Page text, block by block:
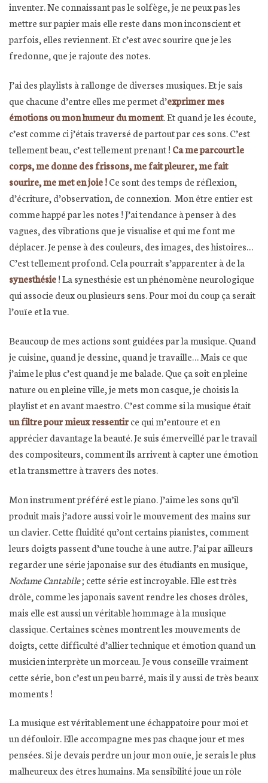
inventer. Ne connaissant pas le solfège, je ne peux pas les
mettre sur papier mais elle reste dans mon inconscient et
parfois, elles reviennent. Et c’est avec sourire que je les
fredonne, que je rajoute des notes.
J’ai des playlists à rallonge de diverses musiques. Et je sais
que chacune d’entre elles me permet d’exprimer mes
émotions ou mon humeur du moment. Et quand je les écoute,
c’est comme ci j’étais traversé de partout par ces sons. C’est
tellement beau, c’est tellement prenant ! Ca me parcourt le
corps, me donne des frissons, me fait pleurer, me fait
sourire, me met en joie !Ce sont des temps de réflexion,
d’écriture, d’observation, de connexion. Mon être entier est
comme happé par les notes ! J’ai tendance à penser à des
vagues, des vibrations que je visualise et qui me font me
déplacer. Je pense à des couleurs, des images, des histoires…
C’est tellement profond. Cela pourrait s’apparenter à de la
synesthésie! La synesthésie est un phénomène neurologique
qui associe deux ou plusieurs sens. Pour moi du coup ça serait
l’ouïe et la vue.
Beaucoup de mes actions sont guidées par la musique. Quand
je cuisine, quand je dessine, quand je travaille… Mais ce que
j’aime le plus c’est quand je me balade. Que ça soit en pleine
nature ou en pleine ville, je mets mon casque, je choisis la
playlist et en avant maestro. C’est comme si la musique était
un filtre pour mieux ressentirce qui m’entoure et en
apprécier davantage la beauté. Je suis émerveillé par le travail
des compositeurs, comment ils arrivent à capter une émotion
et la transmettre à travers des notes.
Mon instrument préféré est le piano. J’aime les sons qu’il
produit mais j’adore aussi voir le mouvement des mains sur
un clavier. Cette fluidité qu’ont certains pianistes, comment
leurs doigts passent d’une touche à une autre. J’ai par ailleurs
regarder une série japonaise sur des étudiants en musique,
Nodame Cantabile; cette série est incroyable. Elle est très
drôle, comme les japonais savent rendre les choses drôles,
mais elle est aussi un véritable hommage à la musique
classique. Certaines scènes montrent les mouvements de
doigts, cette difficulté d’allier technique et émotion quand un
musicien interprète un morceau. Je vous conseille vraiment
cette série, bon c’est un peu barré, mais il y aussi de très beaux
moments !
La musique est véritablement une échappatoire pour moi et
un défouloir. Elle accompagne mes pas chaque jour et mes
pensées. Si je devais perdre un jour mon ouïe, je serais le plus
malheureux des êtres humains. Ma sensibilité joue un rôle